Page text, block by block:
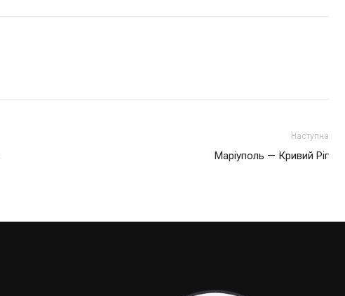
Наступна
Маріуполь — Кривий Ріг